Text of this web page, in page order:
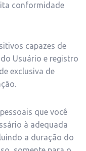
conformidade
capazes de
Usuário e registro
exclusiva de
que você
à adequada
a duração do